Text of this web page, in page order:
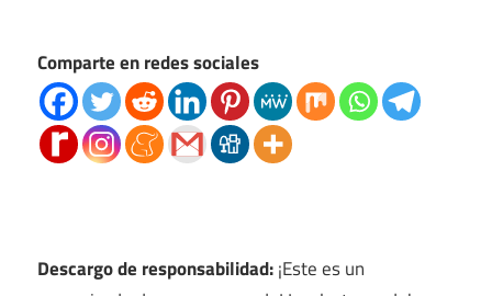
Comparte en redes sociales
Descargo de responsabilidad:¡Este es un